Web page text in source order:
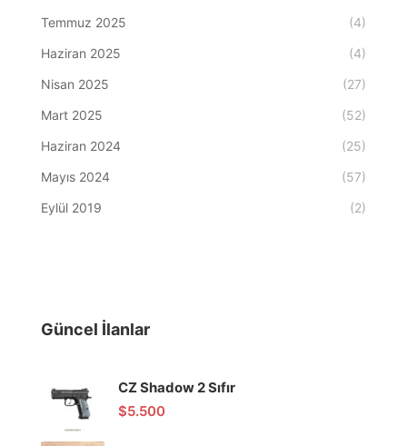
Temmuz 2025
(4)
Haziran 2025
(4)
Nisan 2025
(27)
Mart 2025
(52)
Haziran 2024
(25)
Mayıs 2024
(57)
Eylül 2019
(2)
Güncel İlanlar
CZ Shadow 2 Sıfır
$5.500